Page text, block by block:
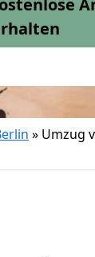
» Umzug